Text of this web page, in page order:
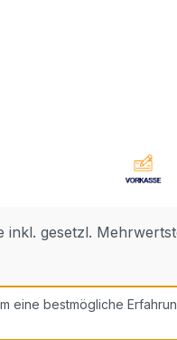
inkl. gesetzl.
eine bestmögliche